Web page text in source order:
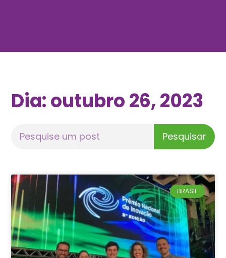
Dia: outubro 26, 2023
Pesquisar
BRASIL